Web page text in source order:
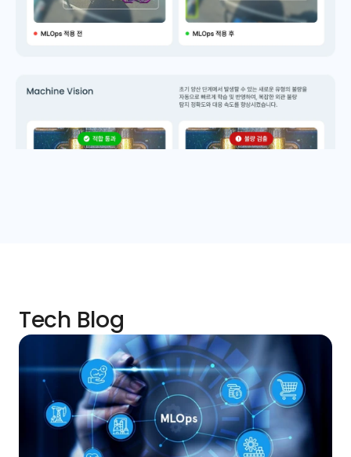
Tech Blog